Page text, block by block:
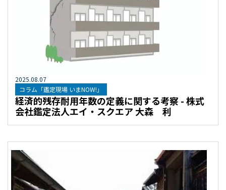
2025.08.07
コラム「鑑定現場 いまNOW!」
経済的残存耐用年数の定義に関する考察 - 株式
会社鑑定法人エイ・スクエア 大森 利